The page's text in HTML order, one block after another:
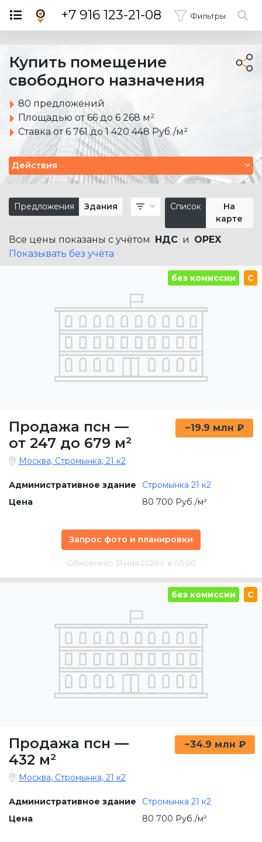
+7 916 123-21-08 Фильтры
×
Купить помещение
свободного назначения
80 предложений
Площадью от 66 до 6 268 м²
Ставка от 6 761 до 1 420 448 Руб./м²
Действия
Предложения Здания Список
На
карте
Все цены показаны с учётом НДС и OPEX
Показывать без учёта
без комиссии C
Продажа псн —
от 247 до 679 м²
~19.9 млн ₽
Москва, Стромынка, 21 к2
Административное здание
Стромынка 21 к2
Цена
80 700 Руб./м²
Запрос фото и планировки
Обновлено 31 мая 2026 г. в 05:00
без комиссии C
Продажа псн —
432 м²
~34.9 млн ₽
Москва, Стромынка, 21 к2
Административное здание
Стромынка 21 к2
Цена
80 700 Руб./м²